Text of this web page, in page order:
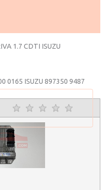
1.7 CDTI ISUZU
0165 ISUZU 897350 9487
Rating